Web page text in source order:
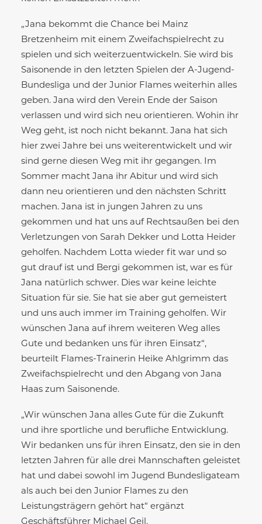
„Jana bekommt die Chance bei Mainz
Bretzenheim mit einem Zweifachspielrecht zu
spielen und sich weiterzuentwickeln. Sie wird bis
Saisonende in den letzten Spielen der A-Jugend-
Bundesliga und der Junior Flames weiterhin alles
geben. Jana wird den Verein Ende der Saison
verlassen und wird sich neu orientieren. Wohin ihr
Weg geht, ist noch nicht bekannt. Jana hat sich
hier zwei Jahre bei uns weiterentwickelt und wir
sind gerne diesen Weg mit ihr gegangen. Im
Sommer macht Jana ihr Abitur und wird sich
dann neu orientieren und den nächsten Schritt
machen. Jana ist in jungen Jahren zu uns
gekommen und hat uns auf Rechtsaußen bei den
Verletzungen von Sarah Dekker und Lotta Heider
geholfen. Nachdem Lotta wieder fit war und so
gut drauf ist und Bergi gekommen ist, war es für
Jana natürlich schwer. Dies war keine leichte
Situation für sie. Sie hat sie aber gut gemeistert
und uns auch immer im Training geholfen. Wir
wünschen Jana auf ihrem weiteren Weg alles
Gute und bedanken uns für ihren Einsatz“,
beurteilt Flames-Trainerin Heike Ahlgrimm das
Zweifachspielrecht und den Abgang von Jana
Haas zum Saisonende.
„Wir wünschen Jana alles Gute für die Zukunft
und ihre sportliche und berufliche Entwicklung.
Wir bedanken uns für ihren Einsatz, den sie in den
letzten Jahren für alle drei Mannschaften geleistet
hat und dabei sowohl im Jugend Bundesligateam
als auch bei den Junior Flames zu den
Leistungsträgern gehört hat“ ergänzt
Geschäftsführer Michael Geil.